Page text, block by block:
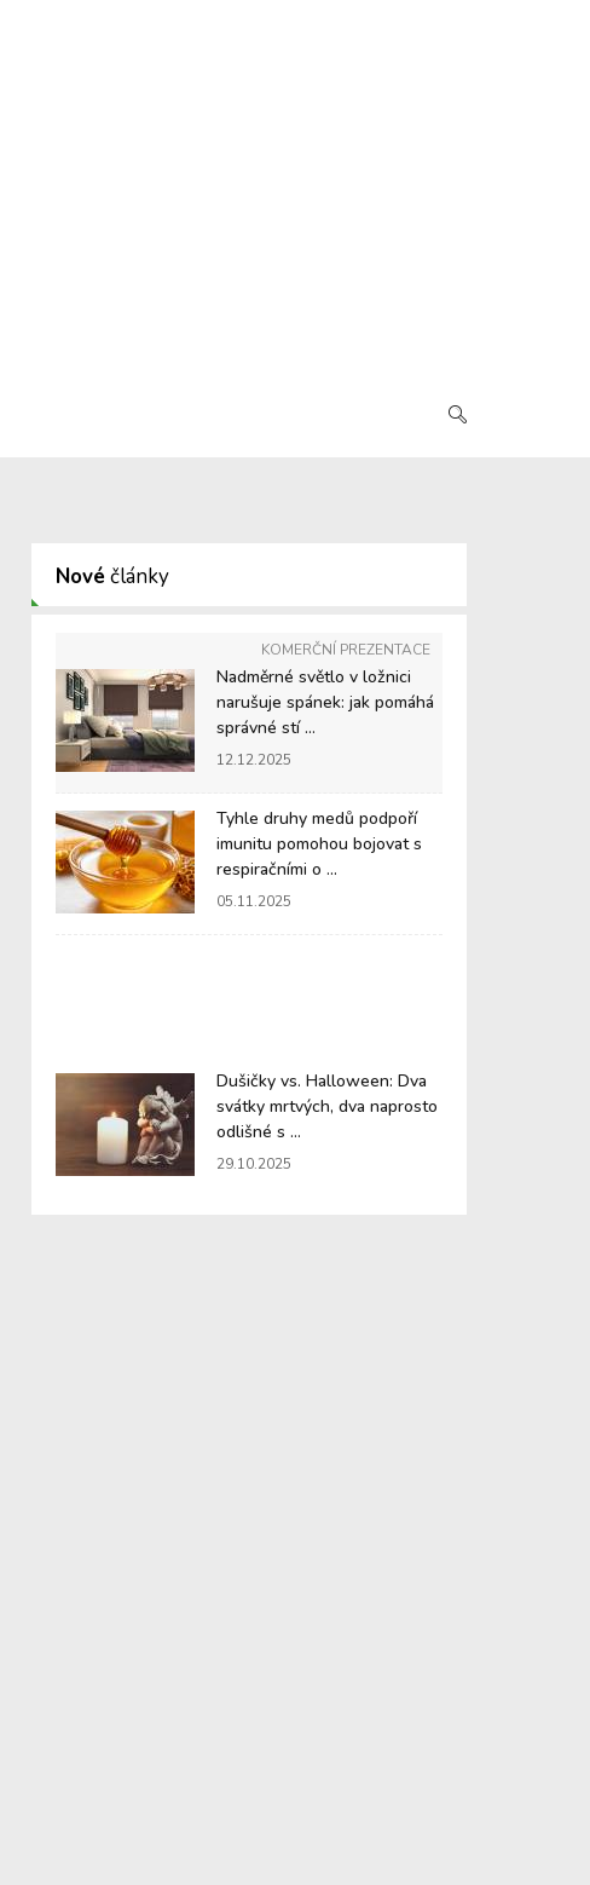
Nové články
KOMERČNÍ PREZENTACE
Nadměrné světlo v ložnici
narušuje spánek: jak pomáhá
správné stí ...
12.12.2025
Tyhle druhy medů podpoří
imunitu pomohou bojovat s
respiračními o ...
05.11.2025
Dušičky vs. Halloween: Dva
svátky mrtvých, dva naprosto
odlišné s ...
29.10.2025